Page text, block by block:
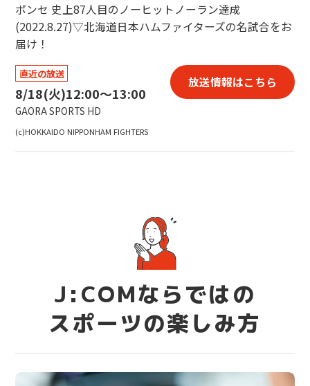
ポンセ 史上87人目のノーヒットノーラン達成
(2022.8.27)▽北海道日本ハムファイターズの名試合をお
届け！
直近の放送
8/18(火)12:00〜13:00
GAORA SPORTS HD
放送情報はこちら
(c)HOKKAIDO NIPPONHAM FIGHTERS
J:COMならではの
スポーツの楽しみ方